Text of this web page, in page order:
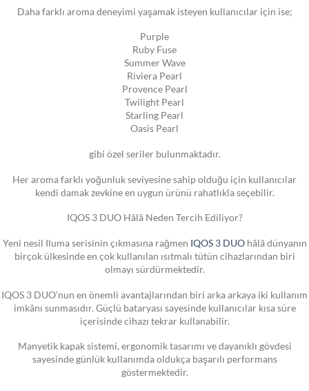
Daha farklı aroma deneyimi yaşamak isteyen kullanıcılar için ise;
Purple
Ruby Fuse
Summer Wave
Riviera Pearl
Provence Pearl
Twilight Pearl
Starling Pearl
Oasis Pearl
gibi özel seriler bulunmaktadır.
Her aroma farklı yoğunluk seviyesine sahip olduğu için kullanıcılar
kendi damak zevkine en uygun ürünü rahatlıkla seçebilir.
IQOS 3 DUO Hâlâ Neden Tercih Ediliyor?
Yeni nesil Iluma serisinin çıkmasına rağmen IQOS 3 DUOhâlâ dünyanın
birçok ülkesinde en çok kullanılan ısıtmalı tütün cihazlarından biri
olmayı sürdürmektedir.
IQOS 3 DUO’nun en önemli avantajlarından biri arka arkaya iki kullanım
imkânı sunmasıdır. Güçlü bataryası sayesinde kullanıcılar kısa süre
içerisinde cihazı tekrar kullanabilir.
Manyetik kapak sistemi, ergonomik tasarımı ve dayanıklı gövdesi
sayesinde günlük kullanımda oldukça başarılı performans
göstermektedir.